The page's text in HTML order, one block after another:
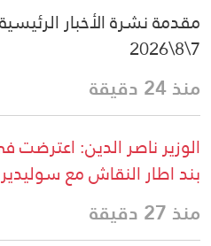
مقدمة نشرة الأخبار
7\8\2026
منذ 24 دقيقة
الوزير ناصر الدين:
بند اطار النقاش مع
منذ 27 دقيقة